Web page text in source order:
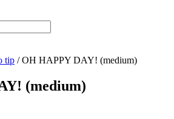
tip / OH HAPPY DAY! (medium)
(medium)